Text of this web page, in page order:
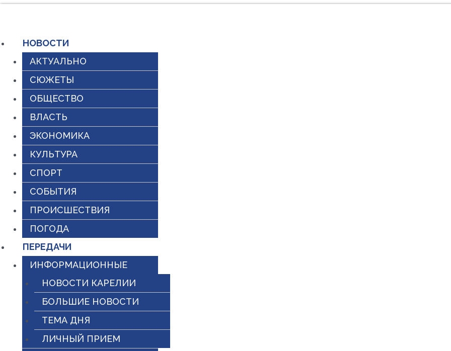
содержимому
НОВОСТИ
АКТУАЛЬНО
СЮЖЕТЫ
ОБЩЕСТВО
ВЛАСТЬ
ЭКОНОМИКА
КУЛЬТУРА
СПОРТ
СОБЫТИЯ
ПРОИСШЕСТВИЯ
ПОГОДА
ПЕРЕДАЧИ
ИНФОРМАЦИОННЫЕ
НОВОСТИ КАРЕЛИИ
БОЛЬШИЕ НОВОСТИ
ТЕМА ДНЯ
ЛИЧНЫЙ ПРИЕМ